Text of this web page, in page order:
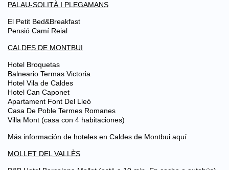
PALAU-SOLITÀ I PLEGAMANS
El Petit Bed&Breakfast
Pensió Camí Reial
CALDES DE MONTBUI
Hotel Broquetas
Balneario Termas Victoria
Hotel Vila de Caldes
Hotel Can Caponet
Apartament Font Del Lleó
Casa De Poble Termes Romanes
Villa Mont (casa con 4 habitaciones)
Más información de hoteles en Caldes de Montbui aquí
MOLLET DEL VALLÈS